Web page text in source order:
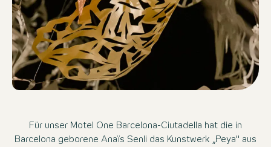
Für unser Motel One Barcelona-Ciutadella hat die in
Barcelona geborene Anaïs Senli das Kunstwerk „Peya" aus